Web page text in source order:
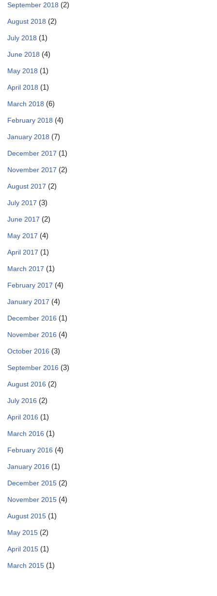
September 2018 (2)
August 2018 (2)
July 2018 (1)
June 2018 (4)
May 2018 (1)
April 2018 (1)
March 2018 (6)
February 2018 (4)
January 2018 (7)
December 2017 (1)
November 2017 (2)
August 2017 (2)
July 2017 (3)
June 2017 (2)
May 2017 (4)
April 2017 (1)
March 2017 (1)
February 2017 (4)
January 2017 (4)
December 2016 (1)
November 2016 (4)
October 2016 (3)
September 2016 (3)
August 2016 (2)
July 2016 (2)
April 2016 (1)
March 2016 (1)
February 2016 (4)
January 2016 (1)
December 2015 (2)
November 2015 (4)
August 2015 (1)
May 2015 (2)
April 2015 (1)
March 2015 (1)